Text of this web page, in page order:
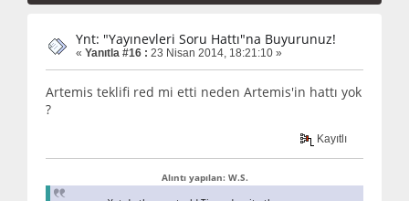
Ynt: "Yayınevleri Soru Hattı"na Buyurunuz!
« Yanıtla #16 : 23 Nisan 2014, 18:21:10 »
Artemis teklifi red mi etti neden Artemis'in hattı yok
?
Kayıtlı
Alıntı yapılan: W.S.